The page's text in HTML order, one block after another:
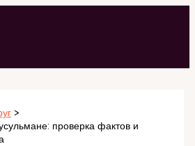
проверка фактов и